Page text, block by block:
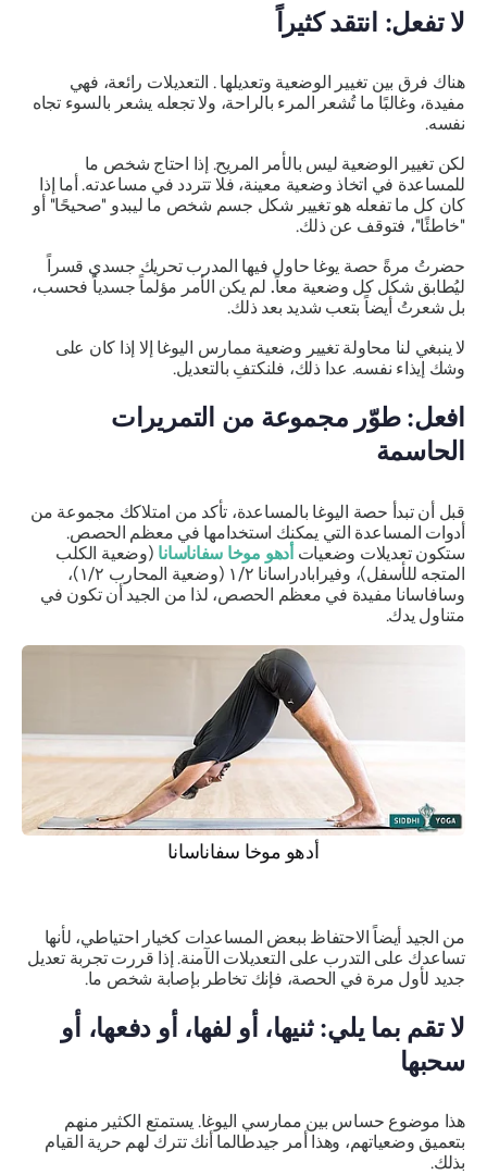
لا تفعل: انتقد كثيراً
هناك فرق بينتغييرالوضعيةوتعديلها. التعديلات رائعة، فهي
مفيدة، وغالبًا ما تُشعر المرء بالراحة، ولا تجعله يشعر بالسوء تجاه
نفسه.
لكن تغيير الوضعية ليس بالأمر المريح. إذا احتاج شخص ما
للمساعدة في اتخاذ وضعية معينة، فلا تتردد في مساعدته. أما إذا
كان كل ما تفعله هو تغيير شكل جسم شخص ما ليبدو "صحيحًا" أو
"خاطئًا"، فتوقف عن ذلك.
حضرتُ مرةً حصة يوغا حاول فيها المدرب تحريك جسدي قسراً
ليُطابق شكل كل وضعية معاً.لم يكن الأمر مؤلماً جسدياً فحسب،
بل شعرتُ أيضاً بتعب شديد بعد ذلك.
لا ينبغي لنا محاولةتغييروضعية ممارس اليوغا إلا إذا كان على
وشك إيذاء نفسه. عدا ذلك، فلنكتفِ بالتعديل.
افعل: طوّر مجموعة من التمريرات
الحاسمة
قبل أن تبدأ حصة اليوغا بالمساعدة، تأكد من امتلاكك مجموعة من
أدوات المساعدة التي يمكنك استخدامها في معظم الحصص.
ستكون تعديلات وضعياتأدهو موخا سفاناسانا(وضعية الكلب
المتجه للأسفل)،وفيرابادراسانا ١/٢
(وضعية المحارب ١/٢)،
وسافاسانامفيدة في معظم الحصص، لذا من الجيد أن تكون في
متناول يدك.
أدهو موخا سفاناسانا
من الجيد أيضاً الاحتفاظ ببعض المساعدات كخيار احتياطي، لأنها
تساعدك على التدرب على التعديلات الآمنة. إذا قررت تجربة تعديل
جديد لأول مرة في الحصة، فإنك تخاطر بإصابة شخص ما.
لا تقم بما يلي: ثنيها، أو لفها، أو دفعها، أو
سحبها
هذا موضوع حساس بين ممارسي اليوغا. يستمتع الكثير منهم
بتعميق وضعياتهم، وهذا أمر جيدطالما أنك تترك لهم حرية القيام
بذلك.